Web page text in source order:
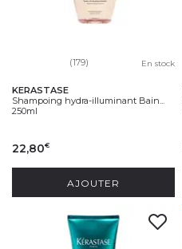
(179) En stock
KERASTASE
Shampoing hydra-illuminant Bain...
250ml
22,80€
AJOUTER